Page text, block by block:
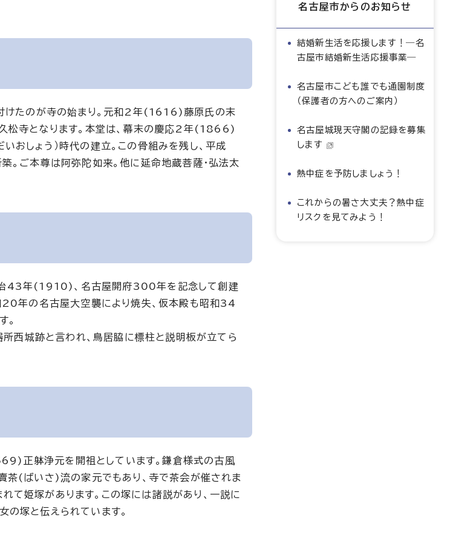
けたのが寺の始まり。元和2年(1616)藤原氏の末
久松寺となります。本堂は、幕末の慶応2年(1866)
しょう）時代の建立。この骨組みを残し、平成
ご本尊は阿弥陀如来。他に延命地蔵菩薩・弘法太
治43年(1910)、名古屋開府300年を記念して創建
20年の名古屋大空襲により焼失、仮本殿も昭和34
。
西城跡と言われ、鳥居脇に標柱と説明板が立てら
正躰浄元を開祖としています。鎌倉様式の古風
茶(ばいさ)流の家元でもあり、寺で茶会が催されま
て姫塚があります。この塚には諸説があり、一説に
塚と伝えられています。
名古屋市からのお知らせ
結婚新生活を応援します！―名
古屋市結婚新生活応援事業―
名古屋市こども誰でも通園制度
（保護者の方へのご案内）
名古屋城現天守閣の記録を募集
します
熱中症を予防しましょう！
これからの暑さ大丈夫？熱中症
リスクを見てみよう！